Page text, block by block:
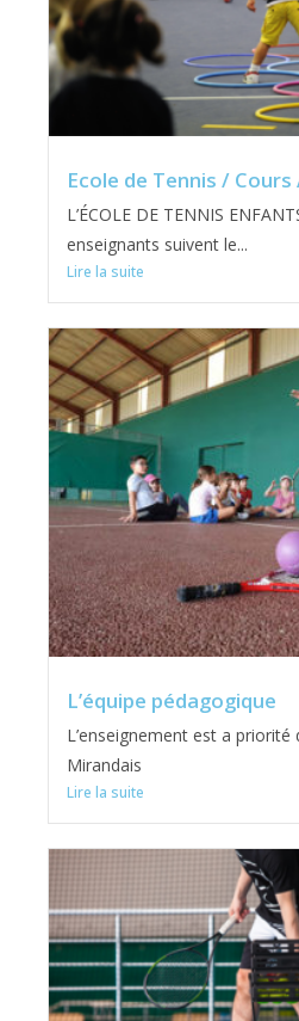
Ecole de Tennis /
L’ÉCOLE DE TENNIS
enseignants suivent le...
Lire la suite
L’équipe pédagogique
L’enseignement est a priorité
Mirandais
Lire la suite